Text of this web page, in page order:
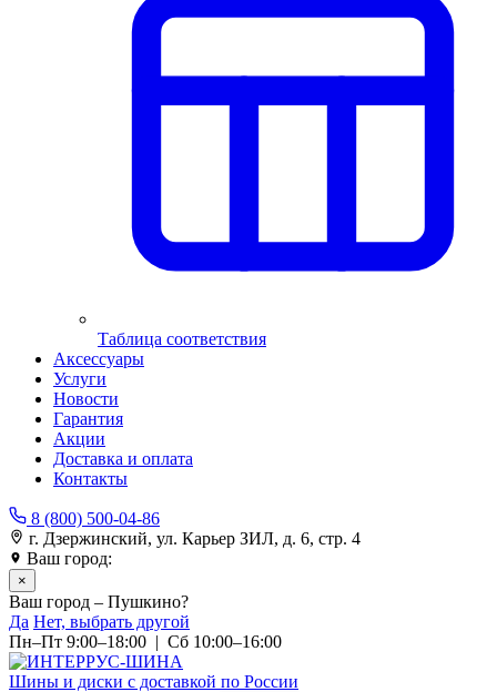
Таблица соответствия
Аксессуары
Услуги
Новости
Гарантия
Акции
Доставка и оплата
Контакты
8 (800) 500-04-86
г. Дзержинский, ул. Карьер ЗИЛ, д. 6, стр. 4
Ваш город:
×
Ваш город – Пушкино?
Да Нет, выбрать другой
Пн–Пт 9:00–18:00 | Сб 10:00–16:00
Шины и диски с доставкой по России